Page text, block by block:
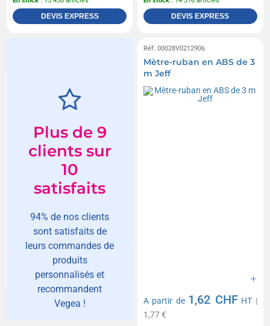
DEVIS EXPRESS DEVIS EXPRESS
Plus de 9
clients sur
10
satisfaits
94% de nos clients
sont satisfaits de
leurs commandes de
produits
personnalisés et
recommandent
Vegea !
Réf. 00028V0212906
Mètre-ruban en ABS de 3
m Jeff
A partir de 1,62 CHF HT |
1,77 €